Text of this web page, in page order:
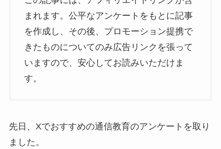
まれます。公平なアンケートをもとに記事
を作成し、その後、プロモーション提携で
きたものについてのみ広告リンクを張って
いますので、安心してお読みいただけま
す。
先日、Xでおすすめの通信教育のアンケートを取り
ました。